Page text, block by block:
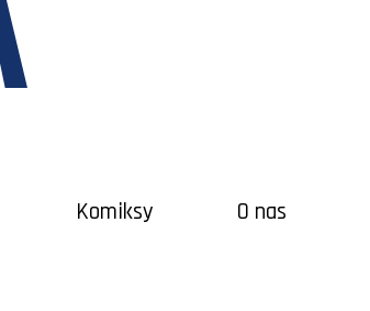
Komiksy O nas